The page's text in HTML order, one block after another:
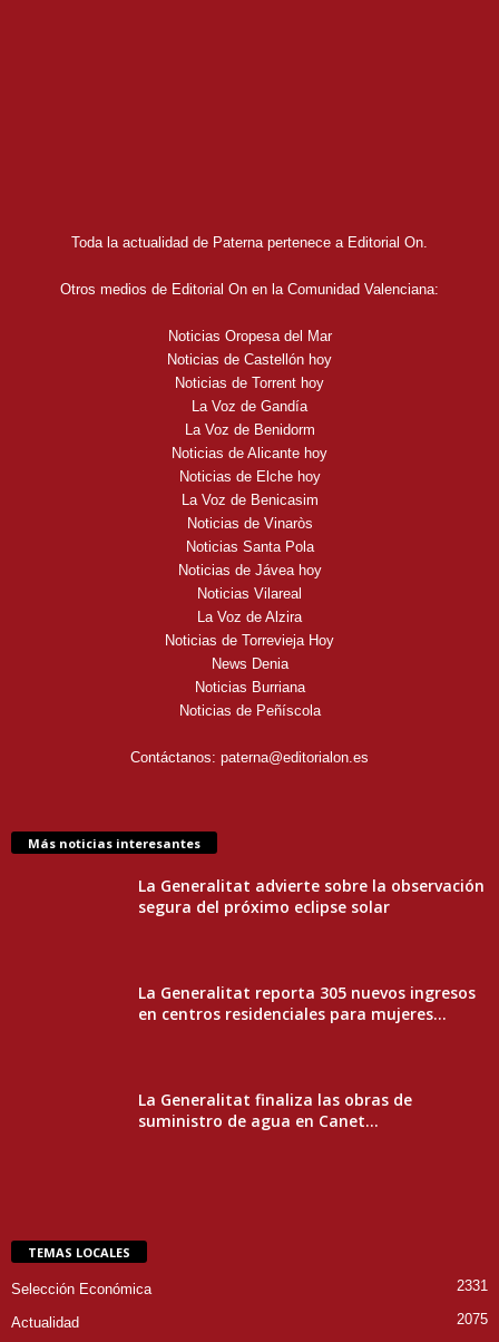
Toda la actualidad de Paterna pertenece a Editorial On.
Otros medios de Editorial On en la Comunidad Valenciana:
Noticias Oropesa del Mar
Noticias de Castellón hoy
Noticias de Torrent hoy
La Voz de Gandía
La Voz de Benidorm
Noticias de Alicante hoy
Noticias de Elche hoy
La Voz de Benicasim
Noticias de Vinaròs
Noticias Santa Pola
Noticias de Jávea hoy
Noticias Vilareal
La Voz de Alzira
Noticias de Torrevieja Hoy
News Denia
Noticias Burriana
Noticias de Peñíscola
Contáctanos: paterna@editorialon.es
Más noticias interesantes
La Generalitat advierte sobre la observación
segura del próximo eclipse solar
La Generalitat reporta 305 nuevos ingresos
en centros residenciales para mujeres...
La Generalitat finaliza las obras de
suministro de agua en Canet...
TEMAS LOCALES
Selección Económica 2331
Actualidad 2075